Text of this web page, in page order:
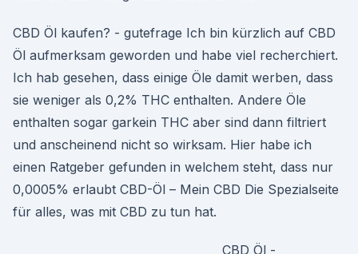
CBD Öl kaufen? - gutefrage Ich bin kürzlich auf CBD
Öl aufmerksam geworden und habe viel recherchiert.
Ich hab gesehen, dass einige Öle damit werben, dass
sie weniger als 0,2% THC enthalten. Andere Öle
enthalten sogar garkein THC aber sind dann filtriert
und anscheinend nicht so wirksam. Hier habe ich
einen Ratgeber gefunden in welchem steht, dass nur
0,0005% erlaubt CBD-Öl – Mein CBD Die Spezialseite
für alles, was mit CBD zu tun hat.
CBD Öl -